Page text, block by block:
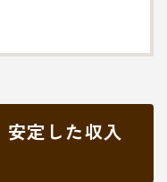
定した収入